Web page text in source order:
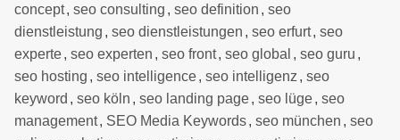
concept, seo consulting , seo definition , seo
dienstleistung , seo dienstleistungen , seo erfurt, seo
experte, seo experten , seo front, seo global , seo guru ,
seo hosting , seo intelligence, seo intelligenz , seo
keyword , seo köln , seo landing page, seo lüge, seo
management, SEO Media Keywords, seo münchen , seo